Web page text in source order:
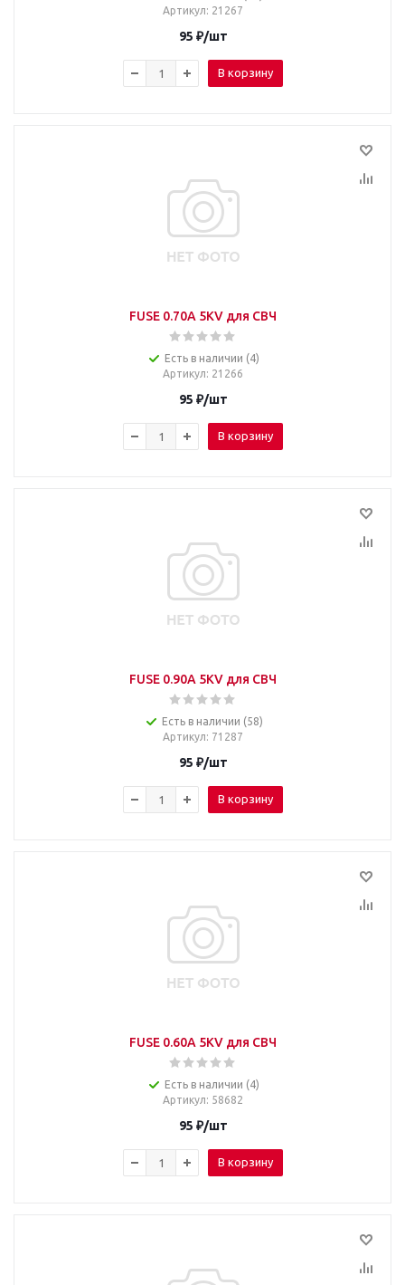
Артикул: 21267
95 ₽/шт
В корзину
FUSE 0.70A 5KV для СВЧ
Есть в наличии (4)
Артикул: 21266
95 ₽/шт
В корзину
FUSE 0.90A 5KV для СВЧ
Есть в наличии (58)
Артикул: 71287
95 ₽/шт
В корзину
FUSE 0.60A 5KV для СВЧ
Есть в наличии (4)
Артикул: 58682
95 ₽/шт
В корзину